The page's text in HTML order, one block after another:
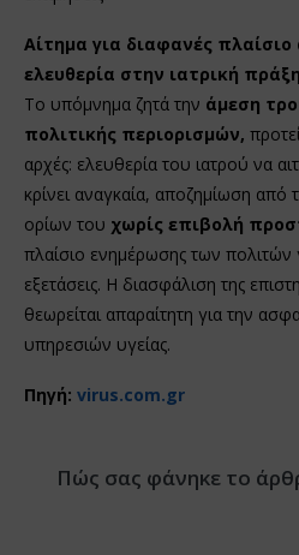
Αίτημα για διαφανές
ελευθερία στην ιατρική πράξη
Το υπόμνημα ζητά την άμεση
πολιτικής περιορισμών,
αρχές: ελευθερία του ιατρού να
κρίνει αναγκαία, αποζημίωση
ορίων του χωρίς επιβολή
πλαίσιο ενημέρωσης των πολιτών
εξετάσεις. Η διασφάλιση της
θεωρείται απαραίτητη για την
υπηρεσιών υγείας.
Πηγή: virus.com.gr
Πώς σας φάνηκε το